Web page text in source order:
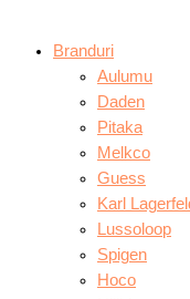
Branduri
Aulumu
Daden
Pitaka
Melkco
Guess
Karl
Lussoloop
Spigen
Hoco